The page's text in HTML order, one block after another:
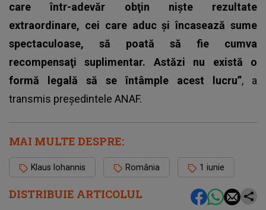
DISTRIBUIE ARTICOLUL
care într-adevăr obţin nişte rezultate
extraordinare, cei care aduc şi încasează sume
spectaculoase, să poată să fie cumva
recompensaţi suplimentar. Astăzi nu există o
formă legală să se întâmple acest lucru”, a
transmis preşedintele ANAF.
MAI MULTE DESPRE:
Klaus Iohannis România 1 iunie